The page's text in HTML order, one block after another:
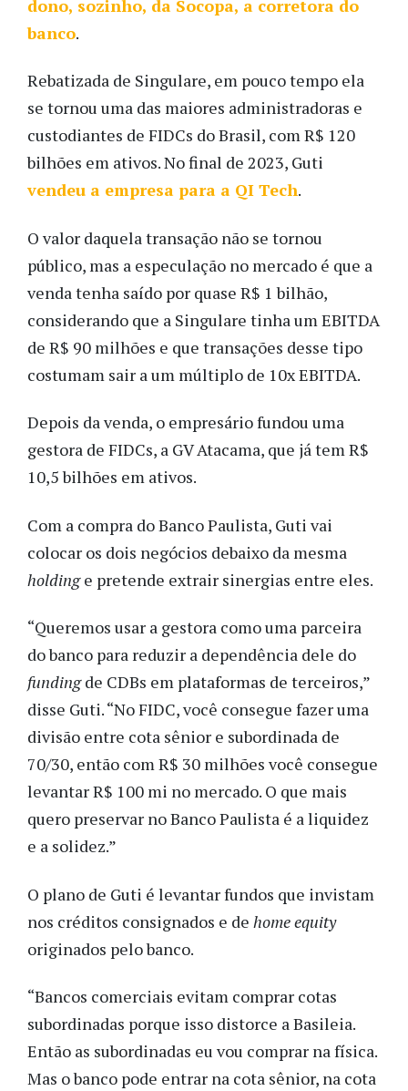
dono, sozinho, da Socopa, a corretora do
banco.
Rebatizada de Singulare, em pouco tempo ela
se tornou uma das maiores administradoras e
custodiantes de FIDCs do Brasil, com R$ 120
bilhões em ativos. No final de 2023, Guti
vendeu a empresa para a QI Tech.
O valor daquela transação não se tornou
público, mas a especulação no mercado é que a
venda tenha saído por quase R$ 1 bilhão,
considerando que a Singulare tinha um EBITDA
de R$ 90 milhões e que transações desse tipo
costumam sair a um múltiplo de 10x EBITDA.
Depois da venda, o empresário fundou uma
gestora de FIDCs, a GV Atacama, que já tem R$
10,5 bilhões em ativos.
Com a compra do Banco Paulista, Guti vai
colocar os dois negócios debaixo da mesma
holdinge pretende extrair sinergias entre eles.
“Queremos usar a gestora como uma parceira
do banco para reduzir a dependência dele do
fundingde CDBs em plataformas de terceiros,”
disse Guti. “No FIDC, você consegue fazer uma
divisão entre cota sênior e subordinada de
70/30, então com R$ 30 milhões você consegue
levantar R$ 100 mi no mercado. O que mais
quero preservar no Banco Paulista é a liquidez
e a solidez.”
O plano de Guti é levantar fundos que invistam
nos créditos consignados e de home equity
originados pelo banco.
“Bancos comerciais evitam comprar cotas
subordinadas porque isso distorce a Basileia.
Então as subordinadas eu vou comprar na física.
Mas o banco pode entrar na cota sênior, na cota